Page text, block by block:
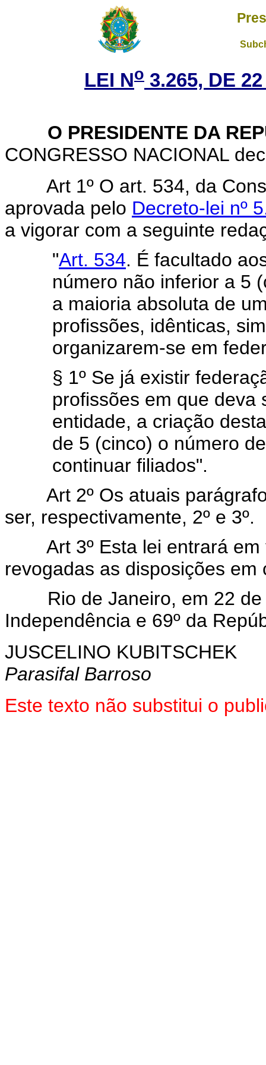
LEI No 3.265, DE
O PRESIDENTE DA
CONGRESSO NACIONAL
Art 1º O art. 534, da
aprovada pelo Decreto-lei nº
a vigorar com a seguinte
"Art. 534. É facultado
número não inferior a 5
a maioria absoluta de
profissões, idênticas,
organizarem-se em
§ 1º Se já existir
profissões em que deva
entidade, a criação
de 5 (cinco) o número
continuar filiados".
Art 2º Os atuais
ser, respectivamente, 2º e 3º.
Art 3º Esta lei entrará
revogadas as disposições em
Rio de Janeiro, em 22 de
Independência e 69º da
JUSCELINO KUBITSCHEK
Parasifal Barroso
Este texto não substitui o